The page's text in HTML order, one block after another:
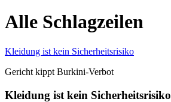
Alle Schlagzeilen
Kleidung ist kein Sicherheitsrisiko
Gericht kippt Burkini-Verbot
Kleidung ist kein Sicherheitsrisiko